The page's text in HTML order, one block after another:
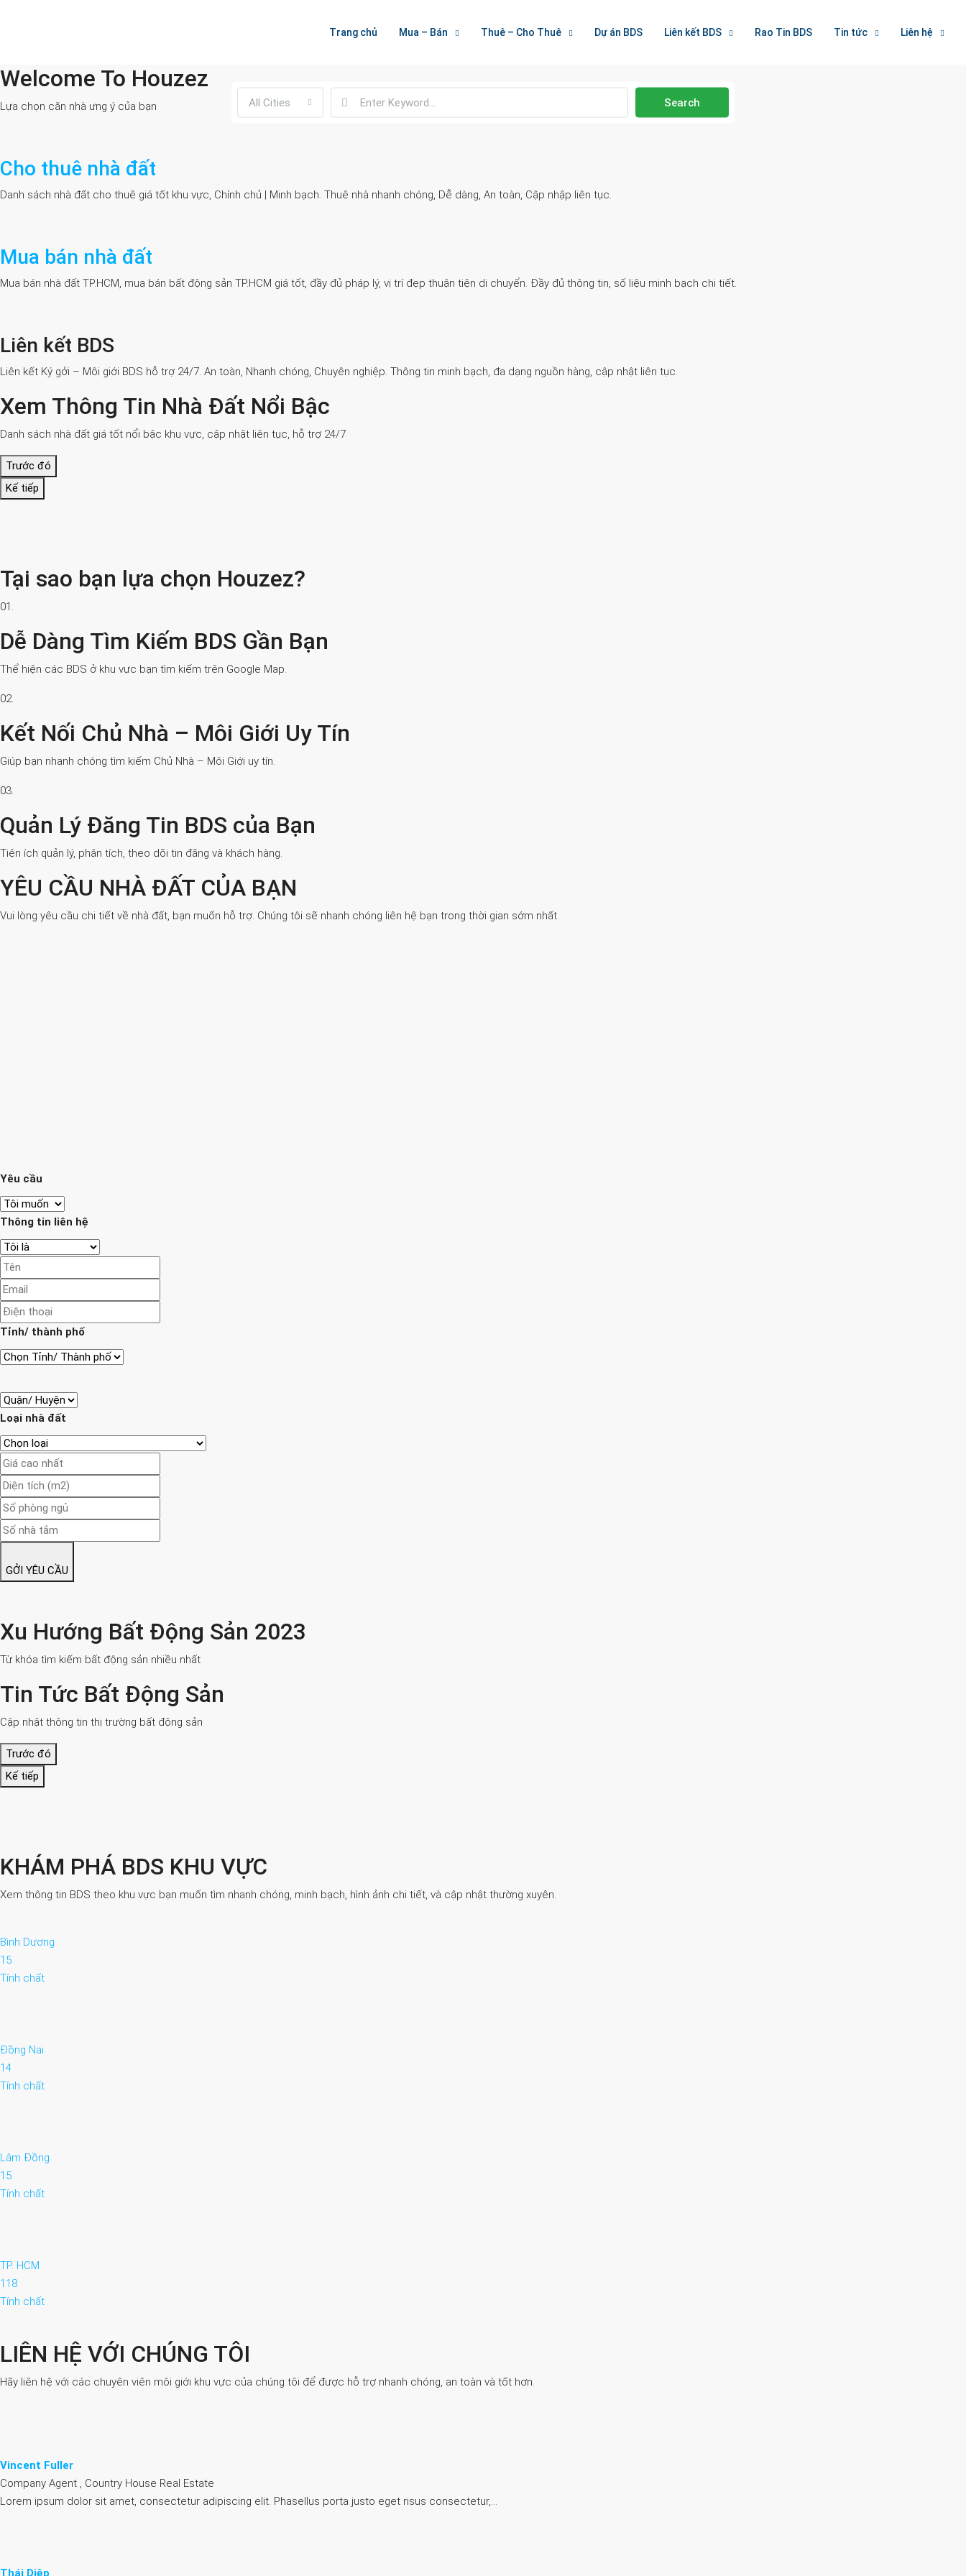
Trang chủ Mua – Bán Thuê – Cho Thuê Dự án BDS Liên kết BDS Rao Tin BDS Tin tức Liên hệ
Welcome To Houzez
All Cities Search
Welcome To Houzez
Lựa chọn căn nhà ưng ý của bạn
Cho thuê nhà đất
Danh sách nhà đất cho thuê giá tốt khu vực, Chính chủ | Minh bạch. Thuê nhà nhanh chóng, Dễ dàng, An toàn, Cập nhập liên tục.
Mua bán nhà đất
Mua bán nhà đất TP.HCM, mua bán bất động sản TP.HCM giá tốt, đầy đủ pháp lý, vị trí đẹp thuận tiện di chuyển. Đầy đủ thông tin, số liệu minh bạch chi tiết.
Liên kết BDS
Liên kết Ký gởi – Môi giới BDS hỗ trợ 24/7. An toàn, Nhanh chóng, Chuyên nghiệp. Thông tin minh bạch, đa dạng nguồn hàng, cập nhật liên tục.
Xem Thông Tin Nhà Đất Nổi Bậc
Danh sách nhà đất giá tốt nổi bậc khu vực, cập nhật liên tục, hỗ trợ 24/7
Trước đó
Kế tiếp
Tại sao bạn lựa chọn Houzez?
01.
Dễ Dàng Tìm Kiếm BDS Gần Bạn
Thể hiện các BDS ở khu vực bạn tìm kiếm trên Google Map.
02.
Kết Nối Chủ Nhà – Môi Giới Uy Tín
Giúp bạn nhanh chóng tìm kiếm Chủ Nhà – Môi Giới uy tín.
03.
Quản Lý Đăng Tin BDS của Bạn
Tiện ích quản lý, phân tích, theo dõi tin đăng và khách hàng.
YÊU CẦU NHÀ ĐẤT CỦA BẠN
Vui lòng yêu cầu chi tiết về nhà đất, bạn muốn hỗ trợ. Chúng tôi sẽ nhanh chóng liên hệ bạn trong thời gian sớm nhất.
Yêu cầu
Thông tin liên hệ
Tỉnh/ thành phố
Loại nhà đất
GỞI YÊU CẦU
Xu Hướng Bất Động Sản 2023
Từ khóa tìm kiếm bất động sản nhiều nhất
Tin Tức Bất Động Sản
Cập nhật thông tin thị trường bất động sản
Trước đó
Kế tiếp
KHÁM PHÁ BDS KHU VỰC
Xem thông tin BDS theo khu vực bạn muốn tìm nhanh chóng, minh bạch, hình ảnh chi tiết, và cập nhật thường xuyên.
Bình Dương
15
Tính chất
Đồng Nai
14
Tính chất
Lâm Đồng
15
Tính chất
TP. HCM
118
Tính chất
LIÊN HỆ VỚI CHÚNG TÔI
Hãy liên hệ với các chuyên viên môi giới khu vực của chúng tôi để được hỗ trợ nhanh chóng, an toàn và tốt hơn.
Vincent Fuller
Company Agent , Country House Real Estate
Lorem ipsum dolor sit amet, consectetur adipiscing elit. Phasellus porta justo eget risus consectetur,…
Thái Diệp